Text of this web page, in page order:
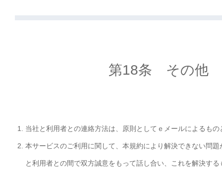
第18条 その他
当社と利用者との連絡方法は、原則としてｅメールによるもの
本サービスのご利用に関して、本規約により解決できない問
と利用者との間で双方誠意をもって話し合い、これを解決す